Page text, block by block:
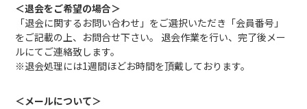
＜退会をご希望の場合＞
「退会に関するお問い合わせ」をご選択いただき「会員番号」
をご記載の上、お問合せ下さい。 退会作業を行い、完了後メー
ルにてご連絡致します。
※退会処理には1週間ほどお時間を頂戴しております。
＜メールについて＞